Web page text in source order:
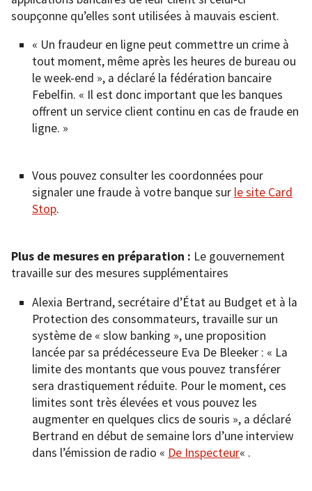
soupçonne qu’elles sont utilisées à mauvais escient.
« Un fraudeur en ligne peut commettre un crime à
tout moment, même après les heures de bureau ou
le week-end », a déclaré la fédération bancaire
Febelfin. « Il est donc important que les banques
offrent un service client continu en cas de fraude en
ligne. »
Vous pouvez consulter les coordonnées pour
signaler une fraude à votre banque sur le site Card
Stop.
Plus de mesures en préparation : Le gouvernement
travaille sur des mesures supplémentaires
Alexia Bertrand, secrétaire d’État au Budget et à la
Protection des consommateurs, travaille sur un
système de « slow banking », une proposition
lancée par sa prédécesseure Eva De Bleeker : « La
limite des montants que vous pouvez transférer
sera drastiquement réduite. Pour le moment, ces
limites sont très élevées et vous pouvez les
augmenter en quelques clics de souris », a déclaré
Bertrand en début de semaine lors d’une interview
dans l’émission de radio « De Inspecteur« .